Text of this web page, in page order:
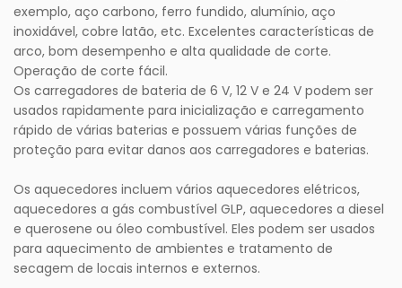
exemplo, aço carbono, ferro fundido, alumínio, aço
inoxidável, cobre latão, etc. Excelentes características de
arco, bom desempenho e alta qualidade de corte.
Operação de corte fácil.
Os carregadores de bateria de 6 V, 12 V e 24 V podem ser
usados ​​rapidamente para inicialização e carregamento
rápido de várias baterias e possuem várias funções de
proteção para evitar danos aos carregadores e baterias.
Os aquecedores incluem vários aquecedores elétricos,
aquecedores a gás combustível GLP, aquecedores a diesel
e querosene ou óleo combustível. Eles podem ser usados ​​
para aquecimento de ambientes e tratamento de
secagem de locais internos e externos.